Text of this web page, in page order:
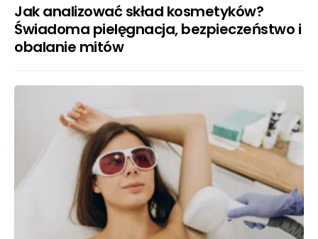
Jak analizować skład kosmetyków?
Świadoma pielęgnacja, bezpieczeństwo i
obalanie mitów